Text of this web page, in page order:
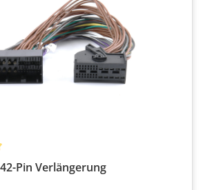
Pin Verlängerung